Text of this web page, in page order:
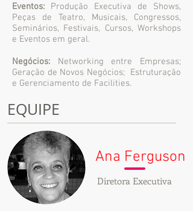
Eventos: Produção Executiva de Shows,
Peças de Teatro, Musicais, Congressos,
Seminários, Festivais, Cursos, Workshops
e Eventos em geral.
Negócios: Networking entre Empresas;
Geração de Novos Negócios; Estruturação
e Gerenciamento de Facilities.
EQUIPE
Diretora Executiva
Ana Ferguson